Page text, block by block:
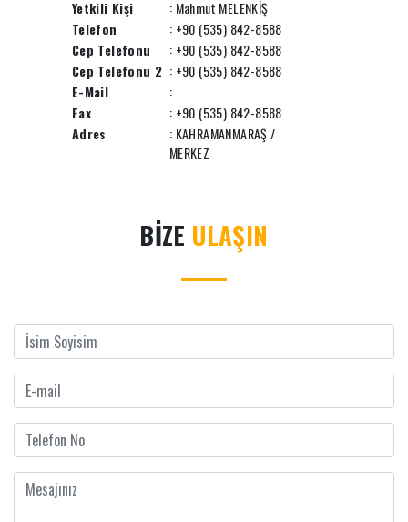
Yetkili Kişi
: Mahmut MELENKİŞ
Telefon
: +90 (535) 842-8588
Cep Telefonu
: +90 (535) 842-8588
Cep Telefonu 2 : +90 (535) 842-8588
E-Mail
:
Fax
: +90 (535) 842-8588
Adres
: KAHRAMANMARAŞ /
MERKEZ
BİZE ULAŞIN